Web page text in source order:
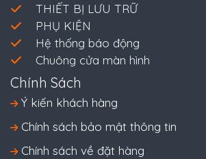
THIẾT BỊ LƯU TRỮ
PHỤ KIỆN
Hệ thống báo động
Chuông cửa màn hình
Chính Sách
Ý kiến khách hàng
Chính sách bảo mật thông tin
Chính sách về đặt hàng